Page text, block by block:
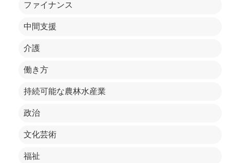
ファイナンス
中間支援
介護
働き方
持続可能な農林水産業
政治
文化芸術
福祉